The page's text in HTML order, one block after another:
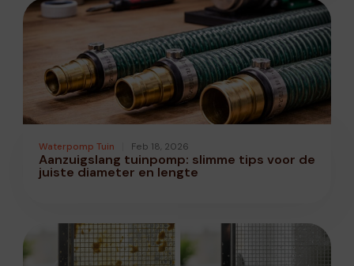
Waterpomp Tuin Feb 18, 2026
Aanzuigslang tuinpomp: slimme tips voor de
juiste diameter en lengte